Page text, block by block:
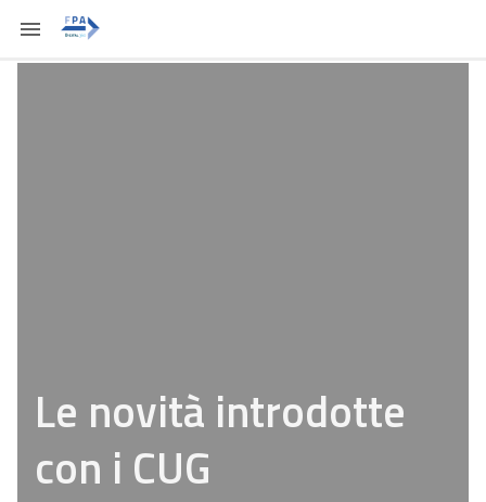
Le novità introdotte
con i CUG